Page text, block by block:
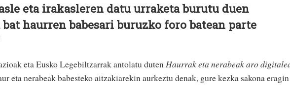
eta irakasleren datu urraketa burutu duen
haurren babesari buruzko foro batean parte
eta Eusko Legebiltzarrak antolatu dutenHaurrak eta nerabeak aro
eta nerabeak babesteko aitzakiarekin aurkeztu denak, gure kezka sakona eragin